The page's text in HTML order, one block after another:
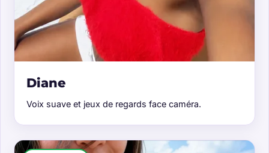
Diane
Voix suave et jeux de regards face caméra.